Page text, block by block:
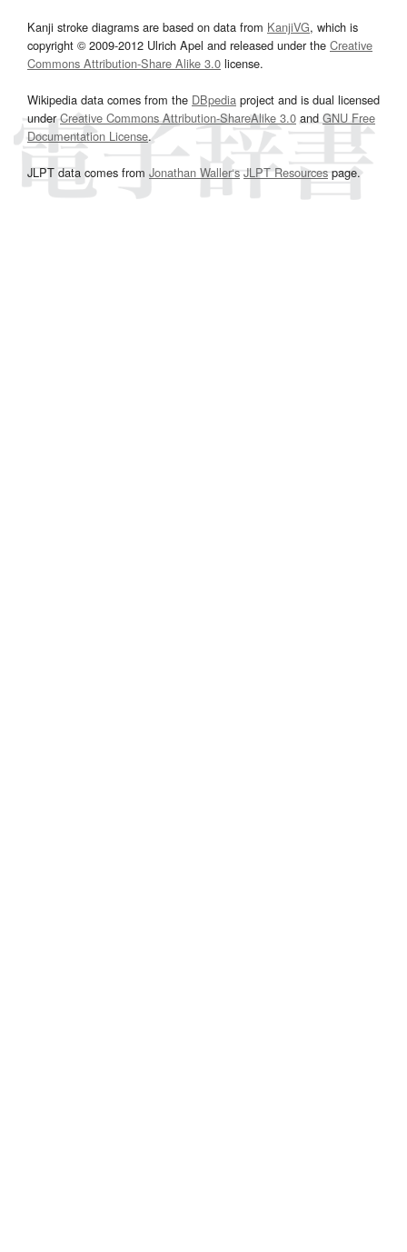
Kanji stroke diagrams are based on data from KanjiVG, which is
copyright © 2009-2012 Ulrich Apel and released under the Creative
Commons Attribution-Share Alike 3.0 license.
Wikipedia data comes from the DBpedia project and is dual licensed
underCreative Commons Attribution-ShareAlike 3.0and GNU Free
Documentation License.
JLPT data comes from Jonathan Waller‘s JLPT Resourcespage.